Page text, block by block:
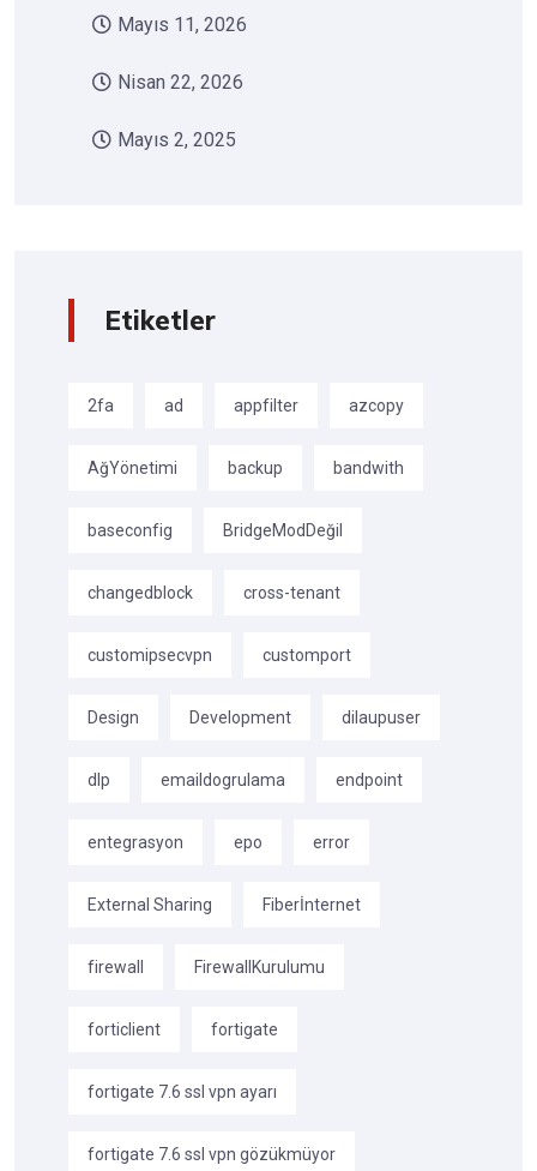
Mayıs 11, 2026
Nisan 22, 2026
Mayıs 2, 2025
Etiketler
2fa ad appfilter azcopy
AğYönetimi backup bandwith
baseconfig BridgeModDeğil
changedblock cross-tenant
customipsecvpn customport
Design Development dilaupuser
dlp emaildogrulama endpoint
entegrasyon epo error
External Sharing Fiberİnternet
firewall FirewallKurulumu
forticlient fortigate
fortigate 7.6 ssl vpn ayarı
fortigate 7.6 ssl vpn gözükmüyor